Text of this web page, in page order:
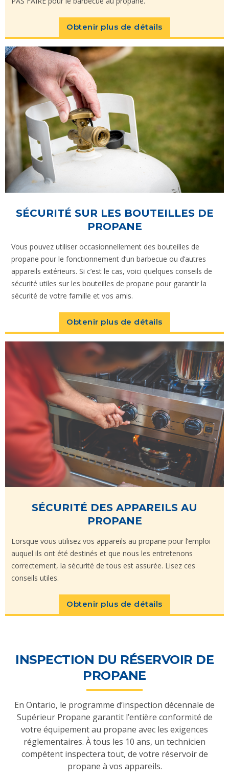
Obtenir plus de détails
SÉCURITÉ SUR LES BOUTEILLES DE
PROPANE
Vous pouvez utiliser occasionnellement des bouteilles de
propane pour le fonctionnement d’un barbecue ou d’autres
appareils extérieurs. Si c’est le cas, voici quelques conseils de
sécurité utiles sur les bouteilles de propane pour garantir la
sécurité de votre famille et vos amis.
Obtenir plus de détails
SÉCURITÉ DES APPAREILS AU
PROPANE
Lorsque vous utilisez vos appareils au propane pour l’emploi
auquel ils ont été destinés et que nous les entretenons
correctement, la sécurité de tous est assurée. Lisez ces
conseils utiles.
Obtenir plus de détails
INSPECTION DU RÉSERVOIR DE
PROPANE
En Ontario, le programme d’inspection décennale de
Supérieur Propane garantit l’entière conformité de
votre équipement au propane avec les exigences
réglementaires. À tous les 10 ans, un technicien
compétent inspectera tout, de votre réservoir de
propane à vos appareils.